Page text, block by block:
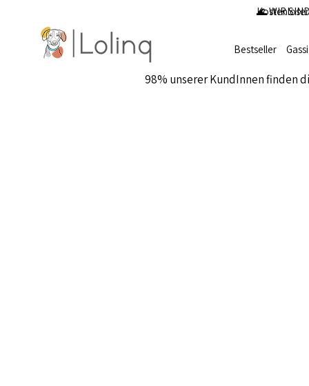
Bestseller
🌊 WIR
98% unserer KundInnen finden